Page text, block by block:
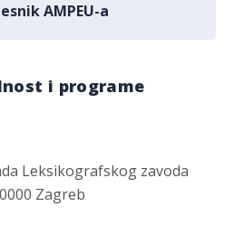
AMPEU-a
i programe
Leksikografskog zavoda
Zagreb